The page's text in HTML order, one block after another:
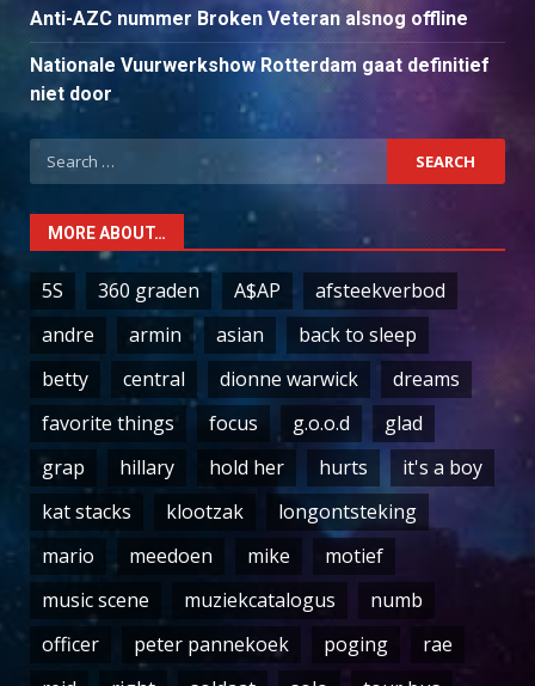
Anti-AZC nummer Broken Veteran alsnog offline
Nationale Vuurwerkshow Rotterdam gaat definitief
niet door
Search
for:
MORE ABOUT…
5S 360 graden A$AP
afsteekverbod
andre
armin asian
back to sleep
betty
central dionne warwick
dreams
favorite things
focus g.o.o.d
glad
grap
hillary hold her hurts
it's a boy
kat stacks
klootzak
longontsteking
mario
meedoen mike
motief
music scene
muziekcatalogus
numb
officer
peter pannekoek poging
rae